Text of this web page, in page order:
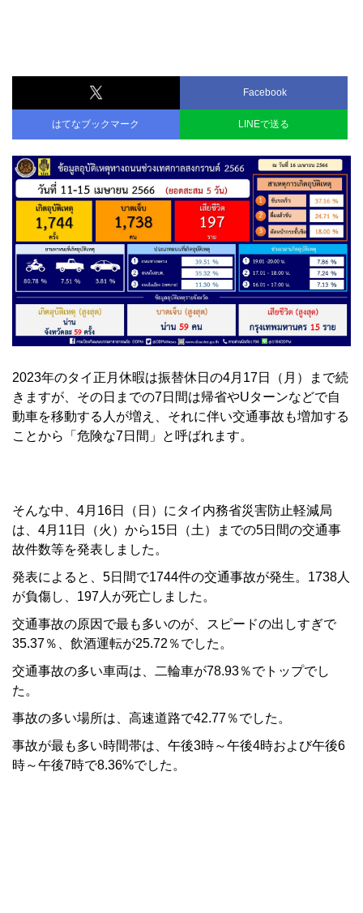
Facebook
はてなブックマーク LINEで送る
2023年のタイ正月休暇は振替休日の4月17日（月）まで続
きますが、その日までの7日間は帰省やUターンなどで自
動車を移動する人が増え、それに伴い交通事故も増加する
ことから「危険な7日間」と呼ばれます。
そんな中、4月16日（日）にタイ内務省災害防止軽減局
は、4月11日（火）から15日（土）までの5日間の交通事
故件数等を発表しました。
発表によると、5日間で1744件の交通事故が発生。1738人
が負傷し、197人が死亡しました。
交通事故の原因で最も多いのが、スピードの出しすぎで
35.37％、飲酒運転が25.72％でした。
交通事故の多い車両は、二輪車が78.93％でトップでし
た。
事故の多い場所は、高速道路で42.77％でした。
事故が最も多い時間帯は、午後3時～午後4時および午後6
時～午後7時で8.36%でした。